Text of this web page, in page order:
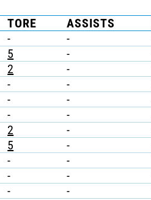
TORE ASSISTS
- -
5 -
2 -
- -
- -
- -
2 -
5 -
- -
- -
- -